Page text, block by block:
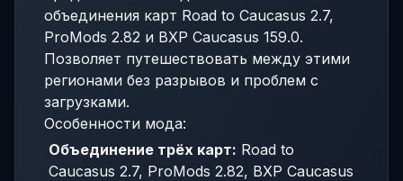
объединения карт Road to Caucasus 2.7,
ProMods 2.82 и BXP Caucasus 159.0.
Позволяет путешествовать между этими
регионами без разрывов и проблем с
загрузками.
Особенности мода:
Объединение трёх карт: Road to
Caucasus 2.7, ProMods 2.82, BXP Caucasus